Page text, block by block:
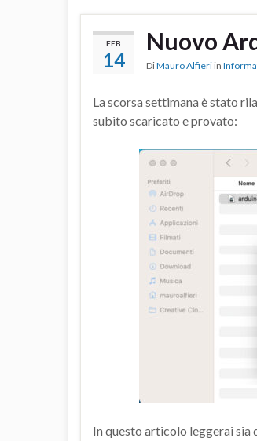
FEB
14
Nuovo
DiMauro Alfieri in
La scorsa settimana è stato
subito scaricato e provato:
In questo articolo leggerai sia